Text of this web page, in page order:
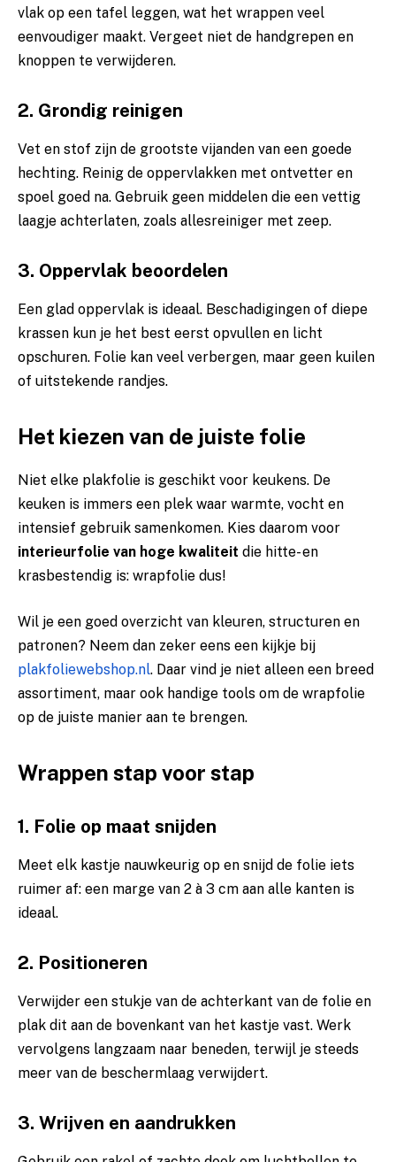
vlak op een tafel leggen, wat het wrappen veel
eenvoudiger maakt. Vergeet niet de handgrepen en
knoppen te verwijderen.
2. Grondig reinigen
Vet en stof zijn de grootste vijanden van een goede
hechting. Reinig de oppervlakken met ontvetter en
spoel goed na. Gebruik geen middelen die een vettig
laagje achterlaten, zoals allesreiniger met zeep.
3. Oppervlak beoordelen
Een glad oppervlak is ideaal. Beschadigingen of diepe
krassen kun je het best eerst opvullen en licht
opschuren. Folie kan veel verbergen, maar geen kuilen
of uitstekende randjes.
Het kiezen van de juiste folie
Niet elke plakfolie is geschikt voor keukens. De
keuken is immers een plek waar warmte, vocht en
intensief gebruik samenkomen. Kies daarom voor
interieurfolie van hoge kwaliteit die hitte- en
krasbestendig is: wrapfolie dus!
Wil je een goed overzicht van kleuren, structuren en
patronen? Neem dan zeker eens een kijkje bij
plakfoliewebshop.nl. Daar vind je niet alleen een breed
assortiment, maar ook handige tools om de wrapfolie
op de juiste manier aan te brengen.
Wrappen stap voor stap
1. Folie op maat snijden
Meet elk kastje nauwkeurig op en snijd de folie iets
ruimer af: een marge van 2 à 3 cm aan alle kanten is
ideaal.
2. Positioneren
Verwijder een stukje van de achterkant van de folie en
plak dit aan de bovenkant van het kastje vast. Werk
vervolgens langzaam naar beneden, terwijl je steeds
meer van de beschermlaag verwijdert.
3. Wrijven en aandrukken